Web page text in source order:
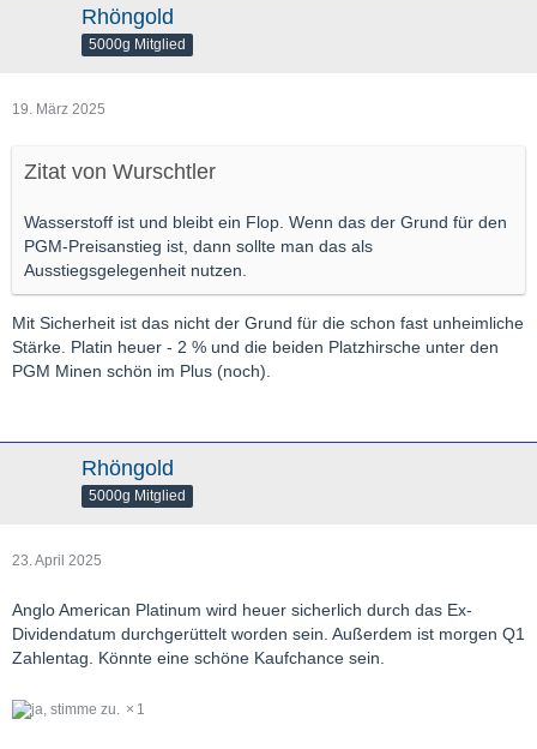
Rhöngold
5000g Mitglied
19. März 2025
Zitat von Wurschtler
Wasserstoff ist und bleibt ein Flop. Wenn das der Grund für den
PGM-Preisanstieg ist, dann sollte man das als
Ausstiegsgelegenheit nutzen.
Mit Sicherheit ist das nicht der Grund für die schon fast unheimliche
Stärke. Platin heuer - 2 % und die beiden Platzhirsche unter den
PGM Minen schön im Plus (noch).
Rhöngold
5000g Mitglied
23. April 2025
Anglo American Platinum wird heuer sicherlich durch das Ex-
Dividendatum durchgerüttelt worden sein. Außerdem ist morgen Q1
Zahlentag. Könnte eine schöne Kaufchance sein.
1